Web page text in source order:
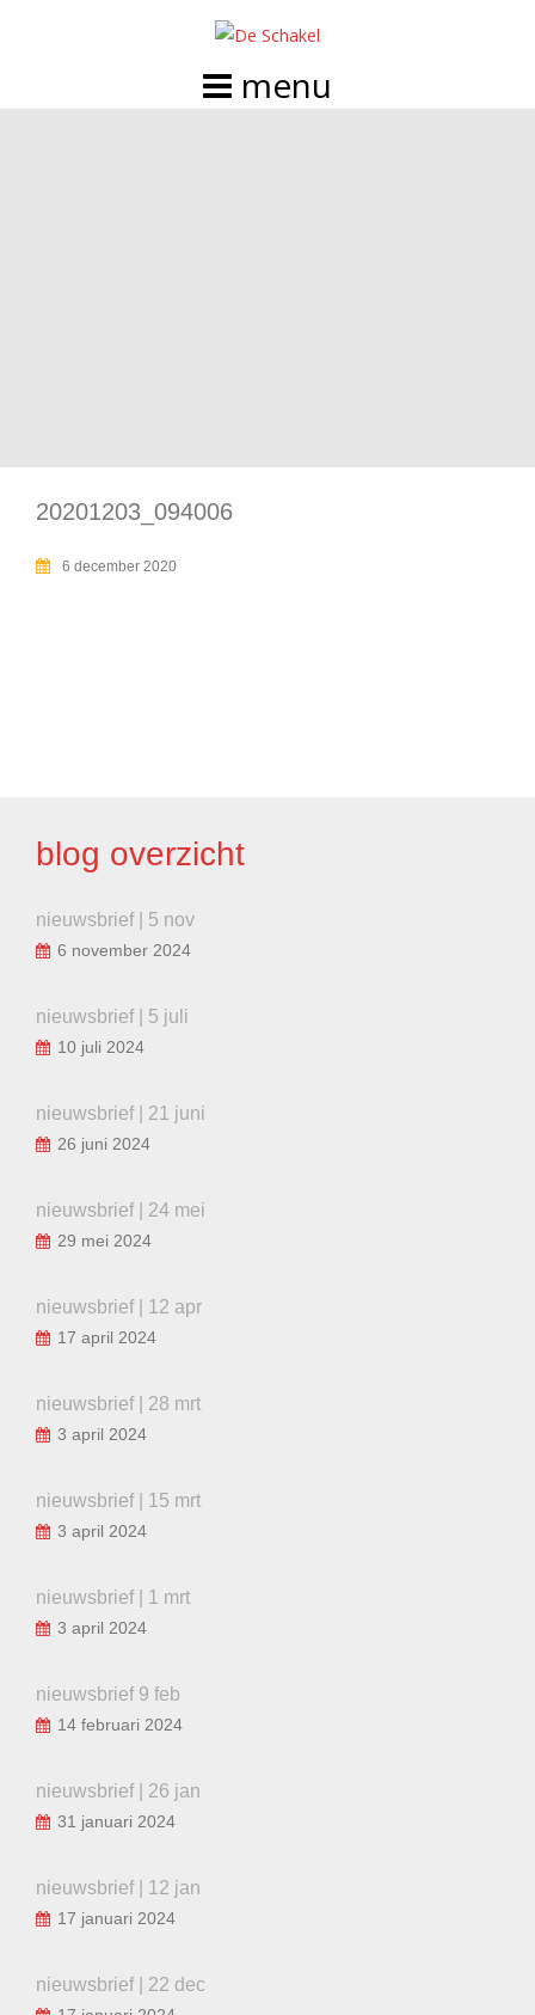
20201203_094006
6 december 2020
blog overzicht
nieuwsbrief | 5 nov
6 november 2024
nieuwsbrief | 5 juli
10 juli 2024
nieuwsbrief | 21 juni
26 juni 2024
nieuwsbrief | 24 mei
29 mei 2024
nieuwsbrief | 12 apr
17 april 2024
nieuwsbrief | 28 mrt
3 april 2024
nieuwsbrief | 15 mrt
3 april 2024
nieuwsbrief | 1 mrt
3 april 2024
nieuwsbrief 9 feb
14 februari 2024
nieuwsbrief | 26 jan
31 januari 2024
nieuwsbrief | 12 jan
17 januari 2024
nieuwsbrief | 22 dec